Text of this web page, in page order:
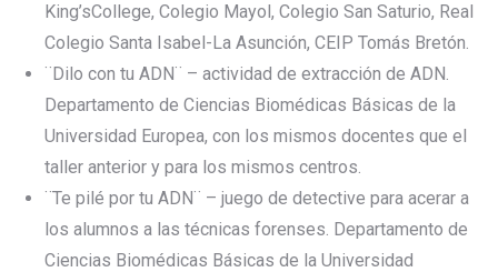
King’sCollege, Colegio Mayol, Colegio San Saturio, Real
Colegio Santa Isabel-La Asunción, CEIP Tomás Bretón.
¨Dilo con tu ADN¨ – actividad de extracción de ADN.
Departamento de Ciencias Biomédicas Básicas de la
Universidad Europea, con los mismos docentes que el
taller anterior y para los mismos centros.
¨Te pilé por tu ADN¨ – juego de detective para acerar a
los alumnos a las técnicas forenses. Departamento de
Ciencias Biomédicas Básicas de la Universidad